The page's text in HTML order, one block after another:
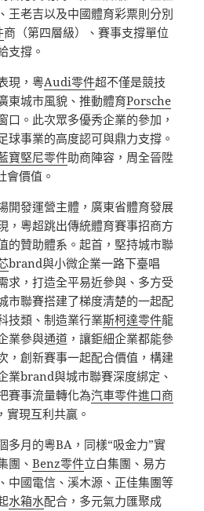
王老吉以及中國體育彩票則分別
商（第四層級）、賽事支撐單位
支撐。
現，粵Audi零件超不僅是競技
東城市風貌、推動體育Porsche
口。此次眾多優秀企業的參加，
球事業的高度認可與鼎力支撐。
寶堅尼零件助商陣容，周全晉陞
價值。
開發運營主體，廣東省體育發展
，粵超跳出傳統體育賽事招商方
的贊助體系。起首，堅持城市聯
brand與小微企業一路下臺唱
求，打造全平易近參與、多方受
市聯賽搭建了梯度清楚的一起配
技類、制造業行業斯柯達零件龍
業參與通道，讓鉅細企業都能參
，創新賽事一起配合價值，構建
業brand與城市聯賽深度綁定、
賽事流量轉化為汽車零件進口商
現互利共贏。
多月的粵BA，同樣“吸金力”實
團、Benz零件立白集團、易方
中國電信、溪木源、正佳集團等
水箱水配合，多元氣力匯聚成